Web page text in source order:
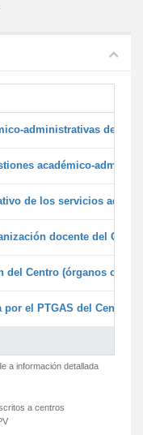
administrativas de la
académico-
de los servicios
docente del
Centro (órganos
por el PTGAS del Centro
a información detallada
a centros